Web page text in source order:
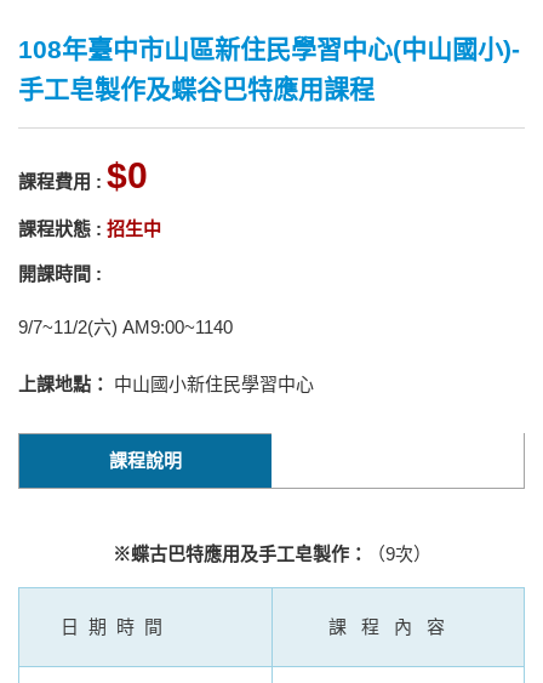
108年臺中市山區新住民學習中心(中山國小)-
手工皂製作及蝶谷巴特應用課程
課程費用 : 0
課程狀態 : 招生中
開課時間 :
9/7~11/2(六) AM9:00~1140
上課地點： 中山國小新住民學習中心
課程說明
※蝶古巴特應用及手工皂製作： （9次）
日 期 時 間 課 程 內 容